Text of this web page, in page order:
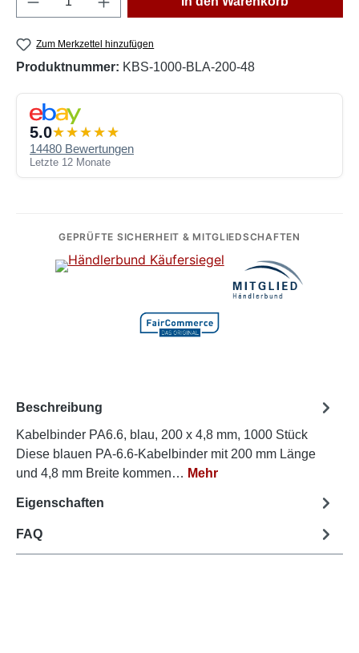
Zum Merkzettel hinzufügen
Produktnummer: KBS-1000-BLA-200-48
5.0
14480 Bewertungen
Letzte 12 Monate
GEPRÜFTE SICHERHEIT & MITGLIEDSCHAFTEN
Beschreibung
Kabelbinder PA6.6, blau, 200 x 4,8 mm, 1000 Stück
Diese blauen PA-6.6-Kabelbinder mit 200 mm Länge
und 4,8 mm Breite kommen… Mehr
Eigenschaften
FAQ